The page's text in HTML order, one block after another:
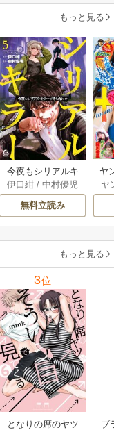
ます～ 1
もっと見る
今夜もシリアルキ
ラーと待ち合わせ 5
巻
伊口紺 /中村優児
無料立読み
ヤ
ヤ
もっと見る
3位
となりの席のヤツ
ブ